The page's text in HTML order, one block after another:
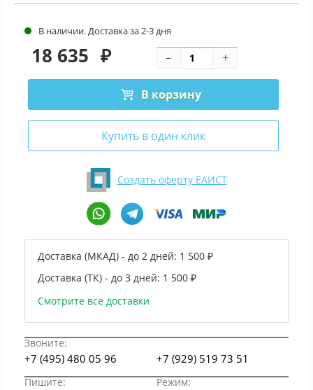
В наличии. Доставка за 2-3 дня
18 635 ₽
В корзину
Купить в один клик
Создать оферту ЕАИСТ
Доставка (МКАД) - до 2 дней: 1 500 ₽
Доставка (ТК) - до 3 дней: 1 500 ₽
Смотрите все доставки
Звоните:
+7 (495) 480 05 96 +7 (929) 519 73 51
Пишите: Режим: